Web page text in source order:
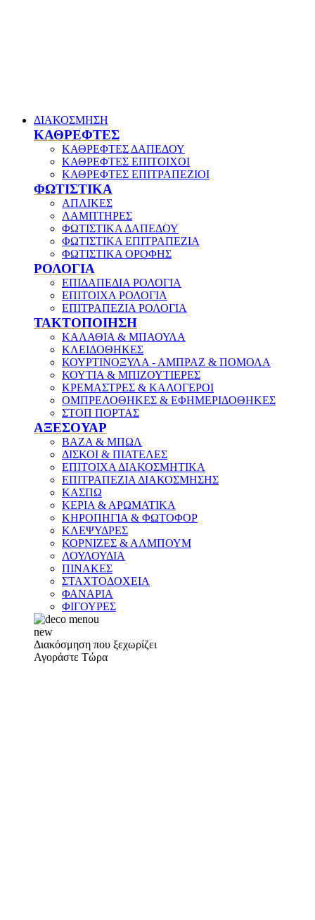
ΔΙΑΚΟΣΜΗΣΗ
ΚΑΘΡΕΦΤΕΣ
ΚΑΘΡΕΦΤΕΣ ΔΑΠΕΔΟΥ
ΚΑΘΡΕΦΤΕΣ ΕΠΙΤΟΙΧΟΙ
ΚΑΘΡΕΦΤΕΣ ΕΠΙΤΡΑΠΕΖΙΟΙ
ΦΩΤΙΣΤΙΚΑ
ΑΠΛΙΚΕΣ
ΛΑΜΠΤΗΡΕΣ
ΦΩΤΙΣΤΙΚΑ ΔΑΠΕΔΟΥ
ΦΩΤΙΣΤΙΚΑ ΕΠΙΤΡΑΠΕΖΙΑ
ΦΩΤΙΣΤΙΚΑ ΟΡΟΦΗΣ
ΡΟΛΟΓΙΑ
ΕΠΙΔΑΠΕΔΙΑ ΡΟΛΟΓΙΑ
ΕΠΙΤΟΙΧΑ ΡΟΛΟΓΙΑ
ΕΠΙΤΡΑΠΕΖΙΑ ΡΟΛΟΓΙΑ
ΤΑΚΤΟΠΟΙΗΣΗ
ΚΑΛΑΘΙΑ & ΜΠΑΟΥΛΑ
ΚΛΕΙΔΟΘΗΚΕΣ
ΚΟΥΡΤΙΝΟΞΥΛΑ - ΑΜΠΡΑΖ & ΠΟΜΟΛΑ
ΚΟΥΤΙΑ & ΜΠΙΖΟΥΤΙΕΡΕΣ
ΚΡΕΜΑΣΤΡΕΣ & ΚΑΛΟΓΕΡΟΙ
ΟΜΠΡΕΛΟΘΗΚΕΣ & ΕΦΗΜΕΡΙΔΟΘΗΚΕΣ
ΣΤΟΠ ΠΟΡΤΑΣ
ΑΞΕΣΟΥΑΡ
ΒΑΖΑ & ΜΠΩΛ
ΔΙΣΚΟΙ & ΠΙΑΤΕΛΕΣ
ΕΠΙΤΟΙΧΑ ΔΙΑΚΟΣΜΗΤΙΚΑ
ΕΠΙΤΡΑΠΕΖΙΑ ΔΙΑΚΟΣΜΗΣΗΣ
ΚΑΣΠΩ
ΚΕΡΙΑ & ΑΡΩΜΑΤΙΚΑ
ΚΗΡΟΠΗΓΙΑ & ΦΩΤΟΦΟΡ
ΚΛΕΨΥΔΡΕΣ
ΚΟΡΝΙΖΕΣ & ΑΛΜΠΟΥΜ
ΛΟΥΛΟΥΔΙΑ
ΠΙΝΑΚΕΣ
ΣΤΑΧΤΟΔΟΧΕΙΑ
ΦΑΝΑΡΙΑ
ΦΙΓΟΥΡΕΣ
new
Διακόσμηση που ξεχωρίζει
Αγοράστε Τώρα